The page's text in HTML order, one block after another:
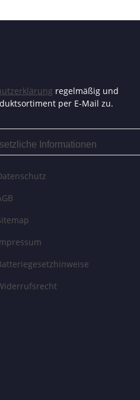
regelmäßig und
per E-Mail zu.
Informationen